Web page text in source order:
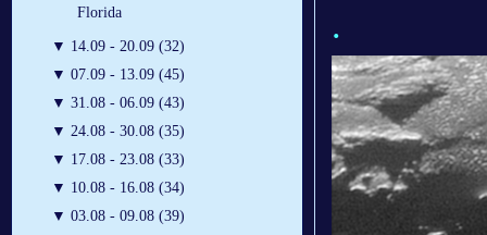
Florida
▼ 14.09 - 20.09 (32)
▼ 07.09 - 13.09 (45)
▼ 31.08 - 06.09 (43)
▼ 24.08 - 30.08 (35)
▼ 17.08 - 23.08 (33)
▼ 10.08 - 16.08 (34)
▼ 03.08 - 09.08 (39)
.